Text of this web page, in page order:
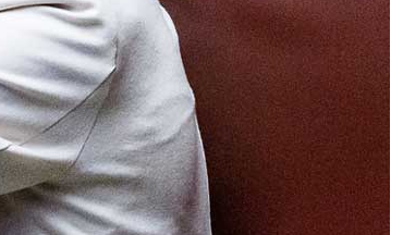
“mette all’indice” tre
e scoppia la bufera. Nel
Brunori e
successo